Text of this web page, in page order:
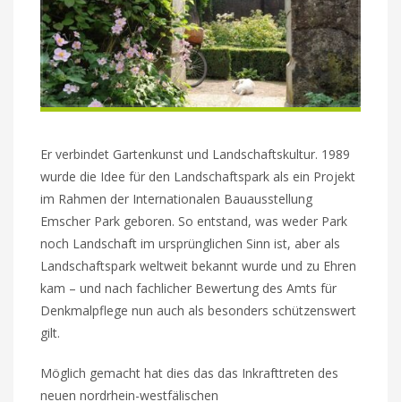
Er verbindet Gartenkunst und Landschaftskultur. 1989
wurde die Idee für den Landschaftspark als ein Projekt
im Rahmen der Internationalen Bauausstellung
Emscher Park geboren. So entstand, was weder Park
noch Landschaft im ursprünglichen Sinn ist, aber als
Landschaftspark weltweit bekannt wurde und zu Ehren
kam – und nach fachlicher Bewertung des Amts für
Denkmalpflege nun auch als besonders schützenswert
gilt.
Möglich gemacht hat dies das das Inkrafttreten des
neuen nordrhein-westfälischen